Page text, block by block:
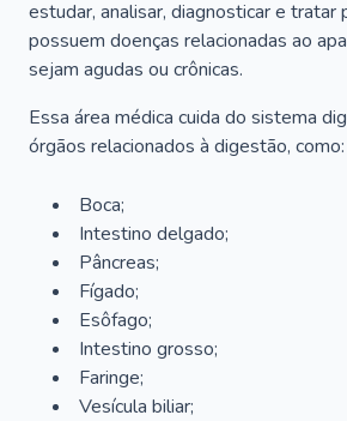
estudar, analisar, diagnosticar e tratar
possuem doenças relacionadas ao
sejam agudas ou crônicas.
Essa área médica cuida do sistema
órgãos relacionados à digestão, como:
Boca;
Intestino delgado;
Pâncreas;
Fígado;
Esôfago;
Intestino grosso;
Faringe;
Vesícula biliar;